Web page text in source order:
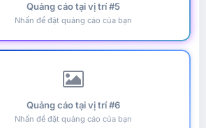
Quảng cáo tại vị trí #5
Nhấn để đặt quảng cáo của bạn
Quảng cáo tại vị trí #6
Nhấn để đặt quảng cáo của bạn